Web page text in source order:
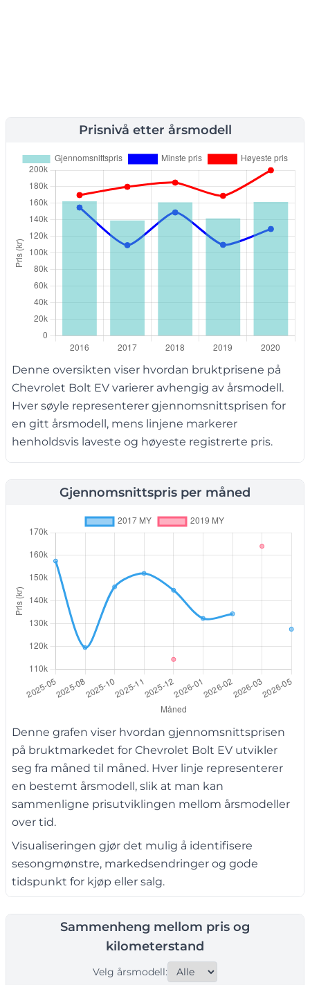
Prisnivå etter årsmodell
Denne oversikten viser hvordan bruktprisene på
Chevrolet Bolt EV varierer avhengig av årsmodell.
Hver søyle representerer gjennomsnittsprisen for
en gitt årsmodell, mens linjene markerer
henholdsvis laveste og høyeste registrerte pris.
Gjennomsnittspris per måned
Denne grafen viser hvordan gjennomsnittsprisen
på bruktmarkedet for Chevrolet Bolt EV utvikler
seg fra måned til måned. Hver linje representerer
en bestemt årsmodell, slik at man kan
sammenligne prisutviklingen mellom årsmodeller
over tid.
Visualiseringen gjør det mulig å identifisere
sesongmønstre, markedsendringer og gode
tidspunkt for kjøp eller salg.
Sammenheng mellom pris og
kilometerstand
Velg årsmodell: